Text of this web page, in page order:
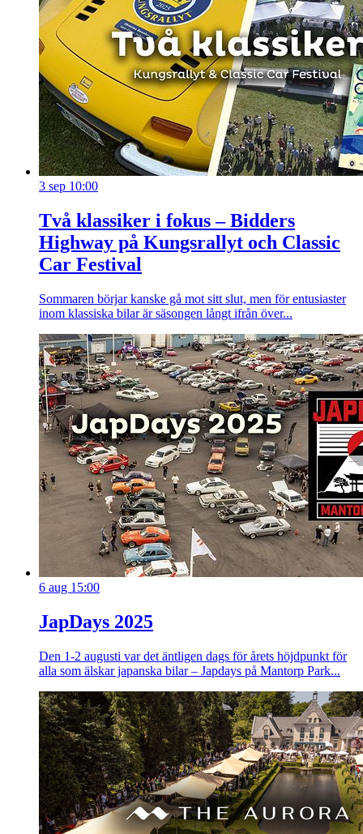
3 sep 10:00
Två klassiker i fokus – Bidders
Highway på Kungsrallyt och Classic
Car Festival
Sommaren börjar kanske gå mot sitt slut, men för entusiaster
inom klassiska bilar är säsongen långt ifrån över...
6 aug 15:00
JapDays 2025
Den 1-2 augusti var det äntligen dags för årets höjdpunkt för
alla som älskar japanska bilar – Japdays på Mantorp Park...